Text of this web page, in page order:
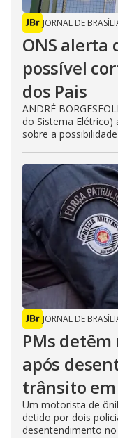
JORNAL DE
ONS alerta
possível
dos Pais
ANDRÉ
do Sistema Elétrico)
sobre a possibilidade
JORNAL DE
PMs
após
trânsito em
Um motorista de
detido por dois
desentendimento